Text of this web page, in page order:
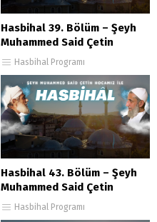
Hasbihal 39. Bölüm – Şeyh
Muhammed Said Çetin
Hasbihal Programı
Hasbihal 43. Bölüm – Şeyh
Muhammed Said Çetin
Hasbihal Programı